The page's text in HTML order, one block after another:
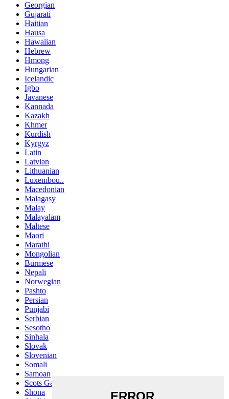
Georgian
Gujarati
Haitian
Hausa
Hawaiian
Hebrew
Hmong
Hungarian
Icelandic
Igbo
Javanese
Kannada
Kazakh
Khmer
Kurdish
Kyrgyz
Latin
Latvian
Lithuanian
Luxembou..
Macedonian
Malagasy
Malay
Malayalam
Maltese
Maori
Marathi
Mongolian
Burmese
Nepali
Norwegian
Pashto
Persian
Punjabi
Serbian
Sesotho
Sinhala
Slovak
Slovenian
Somali
Samoan
Scots Gaelic
Shona